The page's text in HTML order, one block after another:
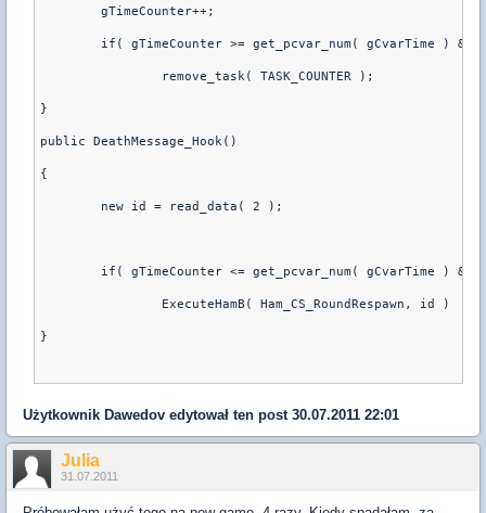
	gTimeCounter++;
if( gTimeCounter >= get_pcvar_num( gCvarTime ) &&
		remove_task( TASK_COUNTER );
}
public DeathMessage_Hook()
{
	new id = read_data( 2 );
if( gTimeCounter <= get_pcvar_num( gCvarTime ) &&
		ExecuteHamB( Ham_CS_RoundRespawn, id )
}
Użytkownik Dawedov edytował ten post 30.07.2011 22:01
Julia
31.07.2011